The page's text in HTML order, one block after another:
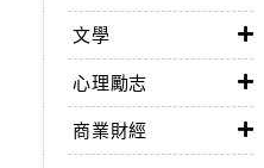
文學
心理勵志
商業財經